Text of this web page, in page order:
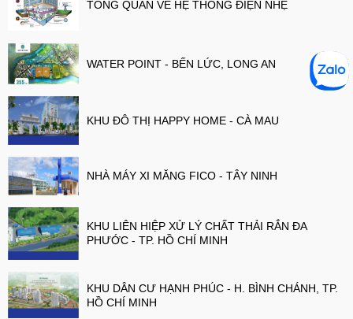
TỔNG QUAN VỀ HỆ THỐNG ĐIỆN NHẸ
WATER POINT - BẾN LỨC, LONG AN
KHU ĐÔ THỊ HAPPY HOME - CÀ MAU
NHÀ MÁY XI MĂNG FICO - TÂY NINH
KHU LIÊN HIỆP XỬ LÝ CHẤT THẢI RẮN ĐA
PHƯỚC - TP. HỒ CHÍ MINH
KHU DÂN CƯ HẠNH PHÚC - H. BÌNH CHÁNH, TP.
HỒ CHÍ MINH